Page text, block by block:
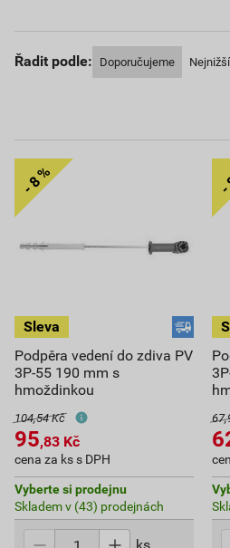
Řadit podle: Doporučujeme
Podpěra vedení do zdiva PV
3P-55 190 mm s
hmoždinkou
104,54 Kč
95,83 Kč
cena za ks s DPH
Vyberte si prodejnu
Skladem v (43) prodejnách